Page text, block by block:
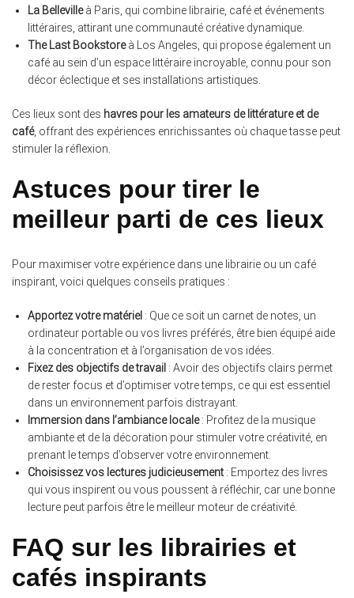
La Bellevilleà Paris, qui combine librairie, café et événements
littéraires, attirant une communauté créative dynamique.
The Last Bookstoreà Los Angeles, qui propose également un
café au sein d’un espace littéraire incroyable, connu pour son
décor éclectique et ses installations artistiques.
Ces lieux sont des havres pour les amateurs de littérature et de
café, offrant des expériences enrichissantes où chaque tasse peut
stimuler la réflexion.
Astuces pour tirer le
meilleur parti de ces lieux
Pour maximiser votre expérience dans une librairie ou un café
inspirant, voici quelques conseils pratiques :
Apportez votre matériel : Que ce soit un carnet de notes, un
ordinateur portable ou vos livres préférés, être bien équipé aide
à la concentration et à l’organisation de vos idées.
Fixez des objectifs de travail : Avoir des objectifs clairs permet
de rester focus et d’optimiser votre temps, ce qui est essentiel
dans un environnement parfois distrayant.
Immersion dans l’ambiance locale: Profitez de la musique
ambiante et de la décoration pour stimuler votre créativité, en
prenant le temps d’observer votre environnement.
Choisissez vos lectures judicieusement : Emportez des livres
qui vous inspirent ou vous poussent à réfléchir, car une bonne
lecture peut parfois être le meilleur moteur de créativité.
FAQ sur les librairies et
cafés inspirants